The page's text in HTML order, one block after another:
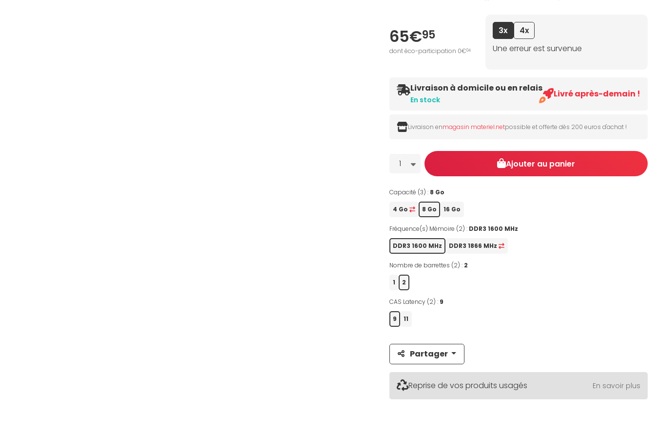
65€95
dont éco-participation 0€04
3x
4x
Une erreur est survenue
Livraison à domicile ou en relais
En stock
Livré après-demain !
Livraison enmagasin materiel.netpossible et offerte dès 200 euros d'achat !
Quantité
1 Ajouter au panier
Capacité (3) : 8 Go
4 Go 8 Go 16 Go
Fréquence(s) Mémoire (2) : DDR3 1600 MHz
DDR3 1600 MHz DDR3 1866 MHz
Nombre de barrettes (2) : 2
1 2
CAS Latency (2) : 9
9 11
Partager
Reprise de vos produits usagés En savoir plus